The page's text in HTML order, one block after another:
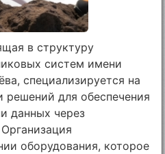
в структуру
систем имени
специализируется на
решений для обеспечения
данных через
оборудования, которое